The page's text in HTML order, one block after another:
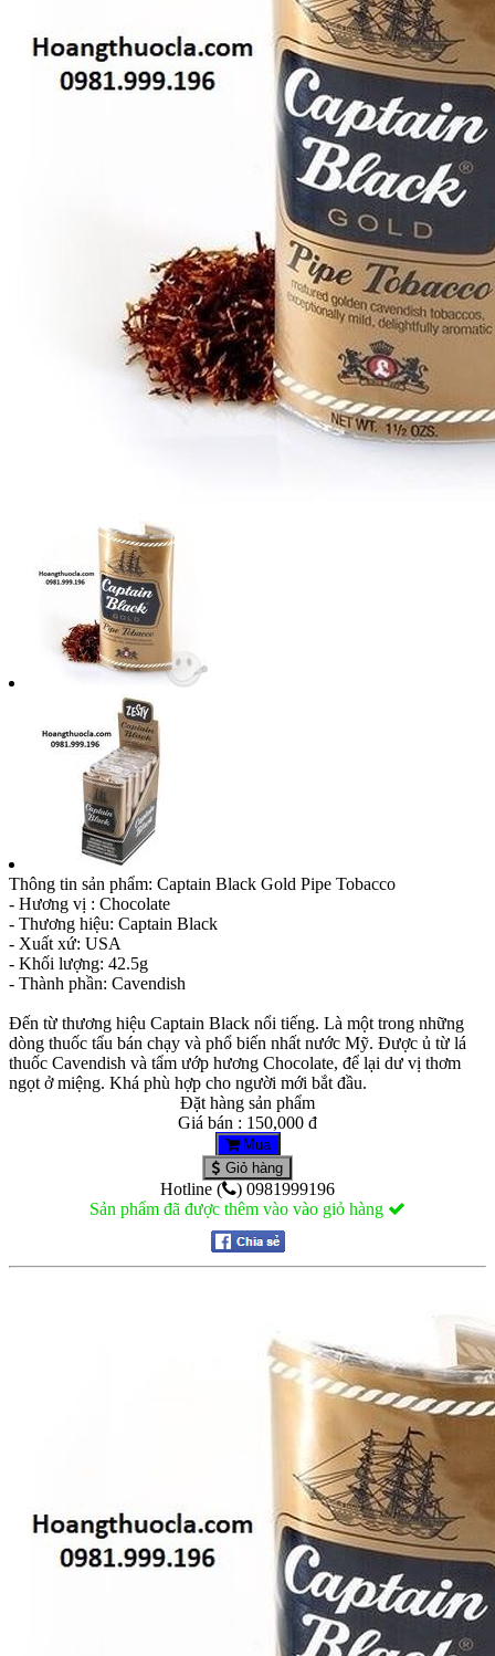
Thông tin sản phẩm: Captain Black Gold Pipe Tobacco
- Hương vị : Chocolate
- Thương hiệu: Captain Black
- Xuất xứ: USA
- Khối lượng: 42.5g
- Thành phần: Cavendish
Đến từ thương hiệu Captain Black nổi tiếng. Là một trong những
dòng thuốc tẩu bán chạy và phổ biến nhất nước Mỹ. Được ủ từ lá
thuốc Cavendish và tẩm ướp hương Chocolate, để lại dư vị thơm
ngọt ở miệng. Khá phù hợp cho người mới bắt đầu.
Đặt hàng sản phẩm
Giá bán : 150,000 đ
Mua
Giỏ hàng
Hotline (
) 0981999196
Sản phẩm đã được thêm vào vào giỏ hàng